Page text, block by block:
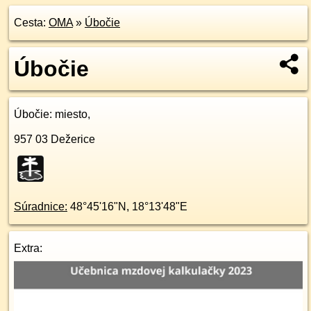
Cesta: OMA» Úbočie
Úbočie
Úbočie: miesto,
957 03 Dežerice
Súradnice: 48°45'16"N , 18°13'48"E
Extra: